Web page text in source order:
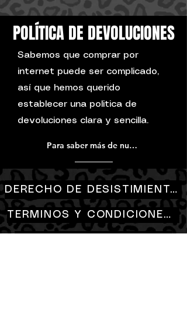
POLÍTICA DE DEVOLUCIONES
Sabemos que comprar por
internet puede ser complicado,
así que hemos querido
establecer una politica de
devoluciones clara y sencilla.
Para saber más de nuestra política, por favor visita nuestras FAQ.
DERECHO DE DESISTIMIENTO
TERMINOS Y CONDICIONES DE COMPRA ONLINE